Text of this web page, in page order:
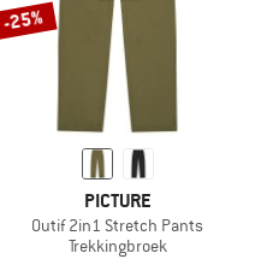
-25%
PICTURE
Outif 2in1 Stretch Pants
Trekkingbroek